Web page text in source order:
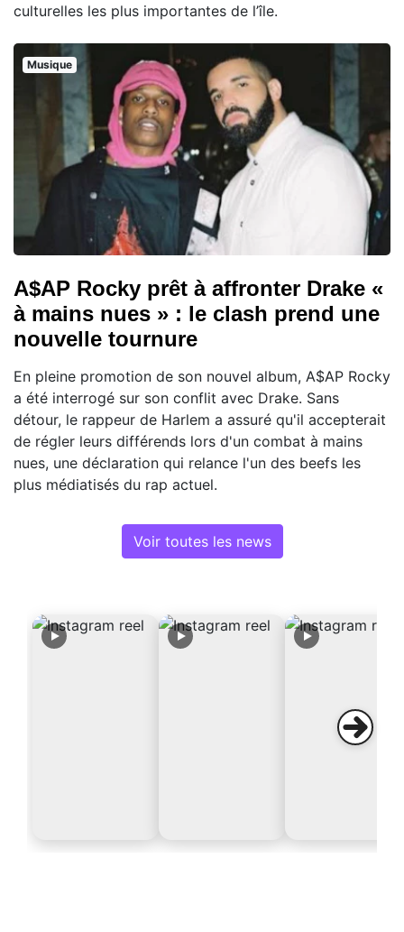
culturelles les plus importantes de l’île.
Musique
A$AP Rocky prêt à affronter Drake «
à mains nues » : le clash prend une
nouvelle tournure
En pleine promotion de son nouvel album, A$AP Rocky
a été interrogé sur son conflit avec Drake. Sans
détour, le rappeur de Harlem a assuré qu'il accepterait
de régler leurs différends lors d'un combat à mains
nues, une déclaration qui relance l'un des beefs les
plus médiatisés du rap actuel.
Voir toutes les news